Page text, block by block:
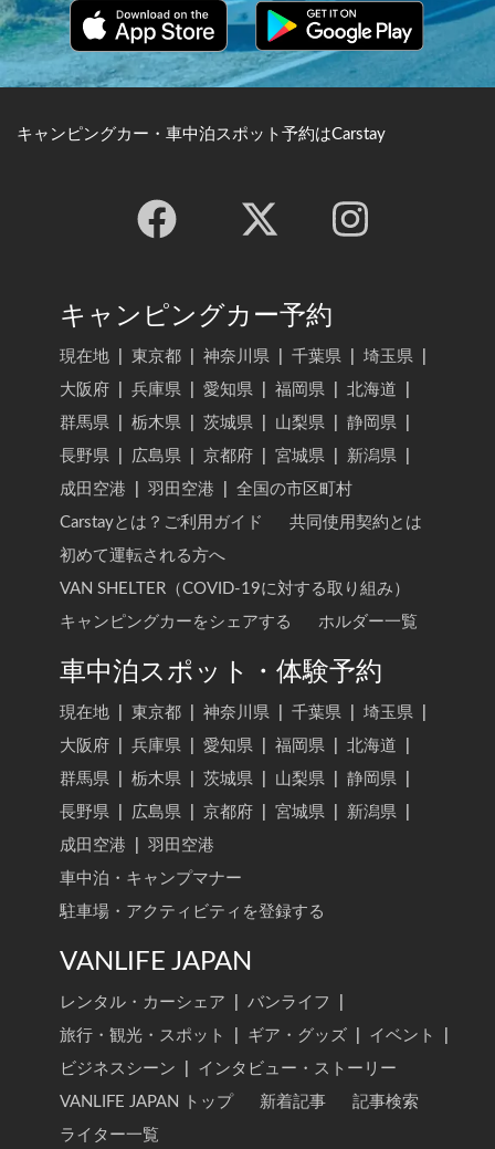
キャンピングカー・車中泊スポット予約はCarstay
キャンピングカー予約
現在地 東京都 神奈川県 千葉県 埼玉県
大阪府
兵庫県 愛知県 福岡県 北海道
群馬県
栃木県 茨城県 山梨県 静岡県
長野県
広島県 京都府 宮城県 新潟県
成田空港
羽田空港
全国の市区町村
Carstayとは？ご利用ガイド
共同使用契約とは
初めて運転される方へ
VAN SHELTER（COVID-19に対する取り組み）
キャンピングカーをシェアする
ホルダー一覧
車中泊スポット・体験予約
現在地 東京都 神奈川県 千葉県 埼玉県
大阪府
兵庫県 愛知県 福岡県 北海道
群馬県
栃木県 茨城県 山梨県 静岡県
長野県
広島県 京都府 宮城県 新潟県
成田空港
羽田空港
車中泊・キャンプマナー
駐車場・アクティビティを登録する
VANLIFE JAPAN
レンタル・カーシェア バンライフ
旅行・観光・スポット
ギア・グッズ イベント
ビジネスシーン
インタビュー・ストーリー
VANLIFE JAPAN トップ
新着記事
記事検索
ライター一覧